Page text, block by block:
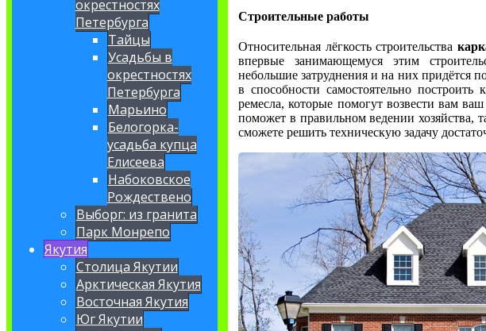
окрестностях
Петербурга
Тайцы
Усадьбы в
окрестностях
Петербурга
Марьино
Белогорка-
усадьба купца
Елисеева
Набоковское
Рождествено
Выборг: из гранита
Парк Монрепо
Якутия
Столица Якутии
Арктическая Якутия
Восточная Якутия
Юг Якутии
Строительные работы
Относительная лёгкость строительства
впервые занимающемуся этим
небольшие затруднения и на них придётся
в способности самостоятельно
ремесла, которые помогут возвести вам
поможет в правильном ведении хозяйства,
сможете решить техническую задачу